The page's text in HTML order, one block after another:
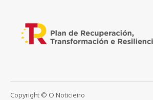
Copyright © O Noticieiro